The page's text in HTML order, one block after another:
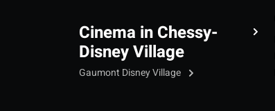
Cinema in Chessy-
Disney Village
Gaumont Disney Village